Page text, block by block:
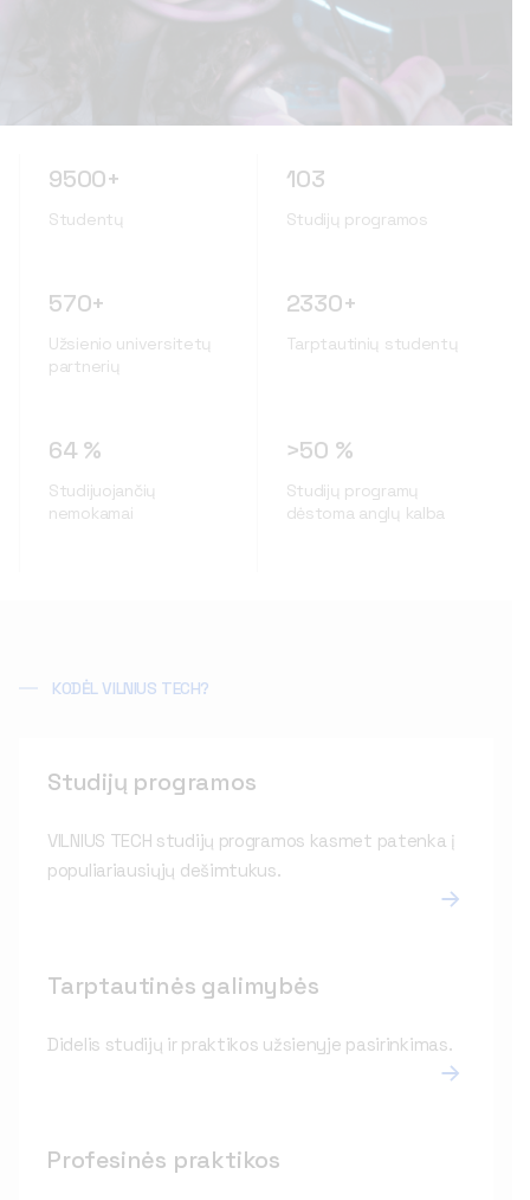
9500+
Studentų
103
Studijų programos
570+
Užsienio universitetų
partnerių
2330+
Tarptautinių studentų
64 %
Studijuojančių
nemokamai
>50 %
Studijų programų
dėstoma anglų kalba
KODĖL VILNIUS TECH?
Studijų programos
VILNIUS TECH studijų programos kasmet patenka į
populiariausiųjų dešimtukus.
Tarptautinės galimybės
Didelis studijų ir praktikos užsienyje pasirinkimas.
Profesinės praktikos